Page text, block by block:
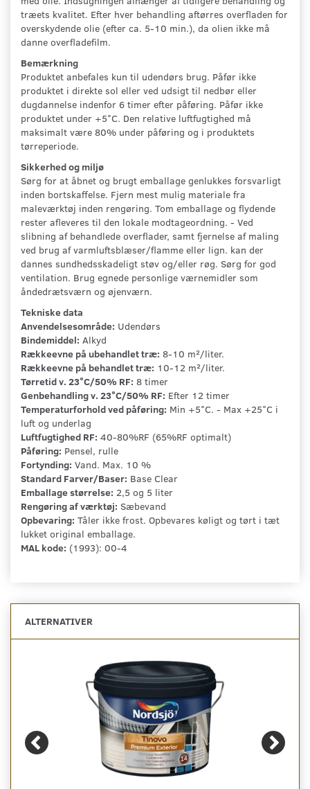
træets kvalitet. Efter hver behandling aftørres overfladen for
overskydende olie (efter ca. 5-10 min.), da olien ikke må
danne overfladefilm.
Bemærkning
Produktet anbefales kun til udendørs brug. Påfør ikke
produktet i direkte sol eller ved udsigt til nedbør eller
dugdannelse indenfor 6 timer efter påføring. Påfør ikke
produktet under +5°C. Den relative luftfugtighed må
maksimalt være 80% under påføring og i produktets
tørreperiode.
Sikkerhed og miljø
Sørg for at åbnet og brugt emballage genlukkes forsvarligt
inden bortskaffelse. Fjern mest mulig materiale fra
maleværktøj inden rengøring. Tom emballage og flydende
rester afleveres til den lokale modtageordning. - Ved
slibning af behandlede overflader, samt fjernelse af maling
ved brug af varmluftsblæser/flamme eller lign. kan der
dannes sundhedsskadeligt støv og/eller røg. Sørg for god
ventilation. Brug egnede personlige værnemidler som
åndedrætsværn og øjenværn.
Tekniske data
Anvendelsesområde: Udendørs
Bindemiddel: Alkyd
Rækkeevne på ubehandlet træ: 8-10 m²/liter.
Rækkeevne på behandlet træ: 10-12 m²/liter.
Tørretid v. 23°C/50% RF: 8 timer
Genbehandling v. 23°C/50% RF: Efter 12 timer
Temperaturforhold ved påføring: Min +5°C. - Max +25°C i
luft og underlag
Luftfugtighed RF: 40-80%RF (65%RF optimalt)
Påføring: Pensel, rulle
Fortynding: Vand. Max. 10 %
Standard Farver/Baser: Base Clear
Emballage størrelse: 2,5 og 5 liter
Rengøring af værktøj: Sæbevand
Opbevaring: Tåler ikke frost. Opbevares køligt og tørt i tæt
lukket original emballage.
MAL kode: (1993): 00-4
ALTERNATIVER